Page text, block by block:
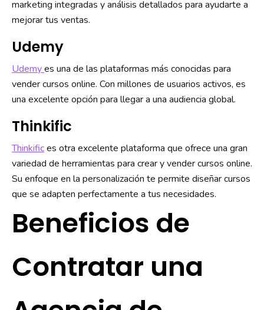
marketing integradas y análisis detallados para ayudarte a
mejorar tus ventas.
Udemy
Udemyes una de las plataformas más conocidas para
vender cursos online. Con millones de usuarios activos, es
una excelente opción para llegar a una audiencia global.
Thinkific
Thinkifices otra excelente plataforma que ofrece una gran
variedad de herramientas para crear y vender cursos online.
Su enfoque en la personalización te permite diseñar cursos
que se adapten perfectamente a tus necesidades.
Beneficios de
Contratar una